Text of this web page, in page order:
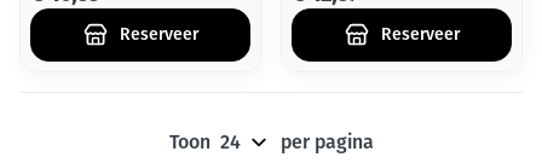
Reserveer Reserveer
Toon per pagina